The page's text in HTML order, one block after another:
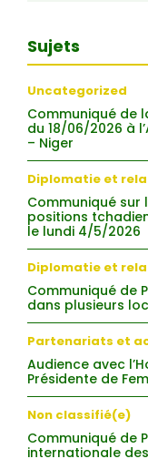
Sujets
Uncategorized
Communiqué de
du 18/06/2026 à
– Niger
Diplomatie et
Communiqué
positions
le lundi 4/5/2026
Diplomatie et
Communiqué de
dans plusieurs
Partenariats et
Audience avec
Présidente de
Non classifié(e)
Communiqué de
internationale